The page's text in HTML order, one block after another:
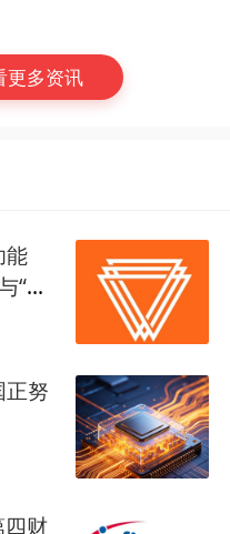
更多资讯
能
“庐
正努
财